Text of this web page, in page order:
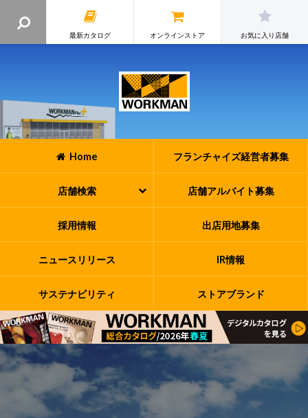
最新カタログ オンラインストア お気に入り店舗
Home フランチャイズ経営者募集
店舗検索 店舗アルバイト募集
採用情報 出店用地募集
ニュースリリース IR情報
サステナビリティ ストアブランド